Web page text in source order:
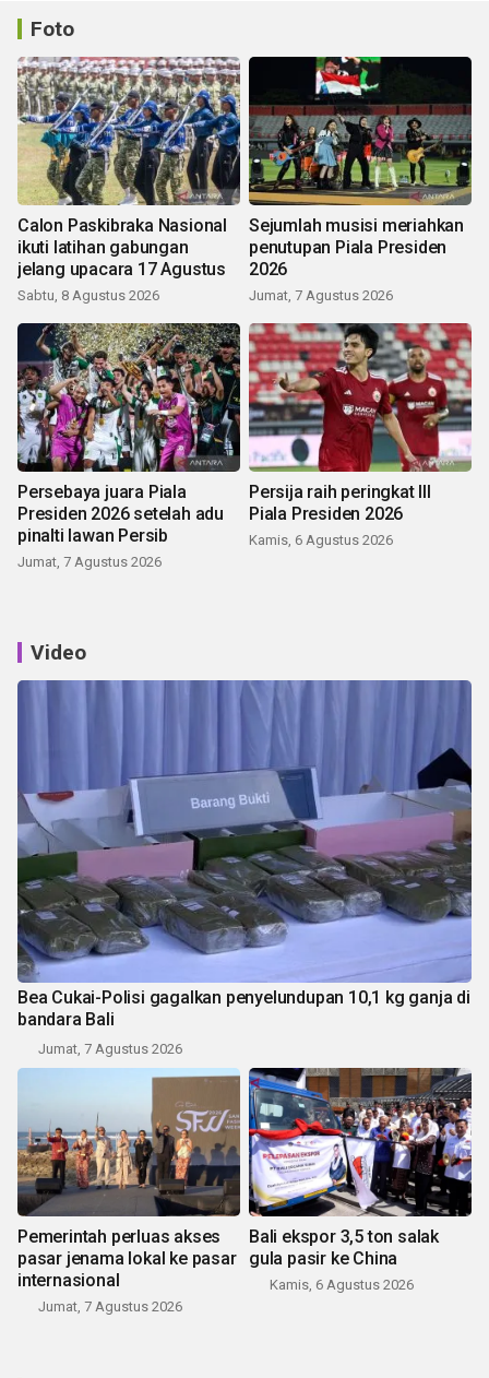
Foto
Calon Paskibraka Nasional
ikuti latihan gabungan
jelang upacara 17 Agustus
Sabtu, 8 Agustus 2026
Sejumlah musisi meriahkan
penutupan Piala Presiden
2026
Jumat, 7 Agustus 2026
Persebaya juara Piala
Presiden 2026 setelah adu
pinalti lawan Persib
Jumat, 7 Agustus 2026
Persija raih peringkat III
Piala Presiden 2026
Kamis, 6 Agustus 2026
Video
Bea Cukai-Polisi gagalkan penyelundupan 10,1 kg ganja di
bandara Bali
Jumat, 7 Agustus 2026
Pemerintah perluas akses
pasar jenama lokal ke pasar
internasional
Jumat, 7 Agustus 2026
Bali ekspor 3,5 ton salak
gula pasir ke China
Kamis, 6 Agustus 2026